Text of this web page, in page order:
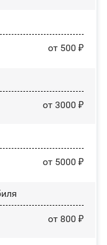
от 500 ₽
от 3000 ₽
от 5000 ₽
от 800 ₽